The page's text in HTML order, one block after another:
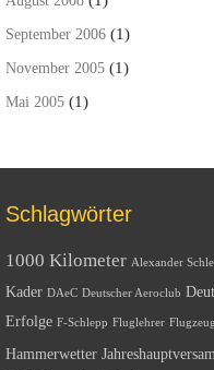
September 2006 (1)
November 2005 (1)
Mai 2005 (1)
Schlagwörter
1000 Kilometer Alexander
Kader DAeC Deutscher Aeroclub
Erfolge F-Schlepp Fluglehrer
Hammerwetter